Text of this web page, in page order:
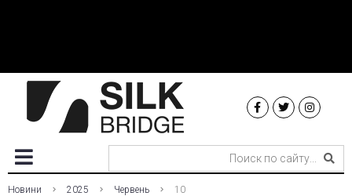
Новини 2025 Червень 10